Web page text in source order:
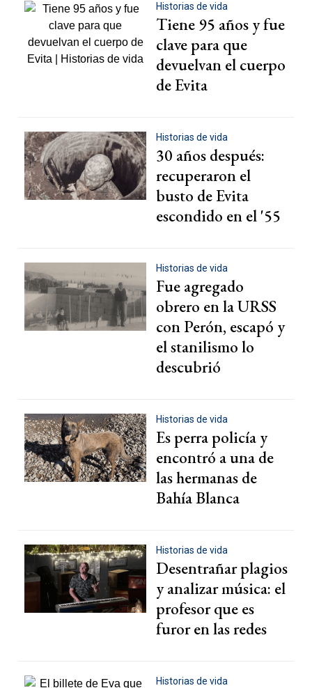
Historias de vida
Tiene 95 años y fue
clave para que
devuelvan el cuerpo
de Evita
Historias de vida
30 años después:
recuperaron el
busto de Evita
escondido en el '55
Historias de vida
Fue agregado
obrero en la URSS
con Perón, escapó y
el stanilismo lo
descubrió
Historias de vida
Es perra policía y
encontró a una de
las hermanas de
Bahía Blanca
Historias de vida
Desentrañar plagios
y analizar música: el
profesor que es
furor en las redes
Historias de vida